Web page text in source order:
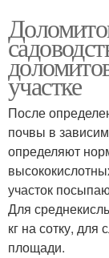
участке
После
почвы в
определяют
участок
Для
кг на сотку, для
площади.